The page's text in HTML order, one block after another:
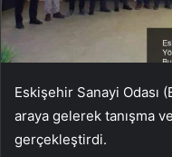
Eskişehir Sanayi Odası
araya gelerek tanışma
gerçekleştirdi.